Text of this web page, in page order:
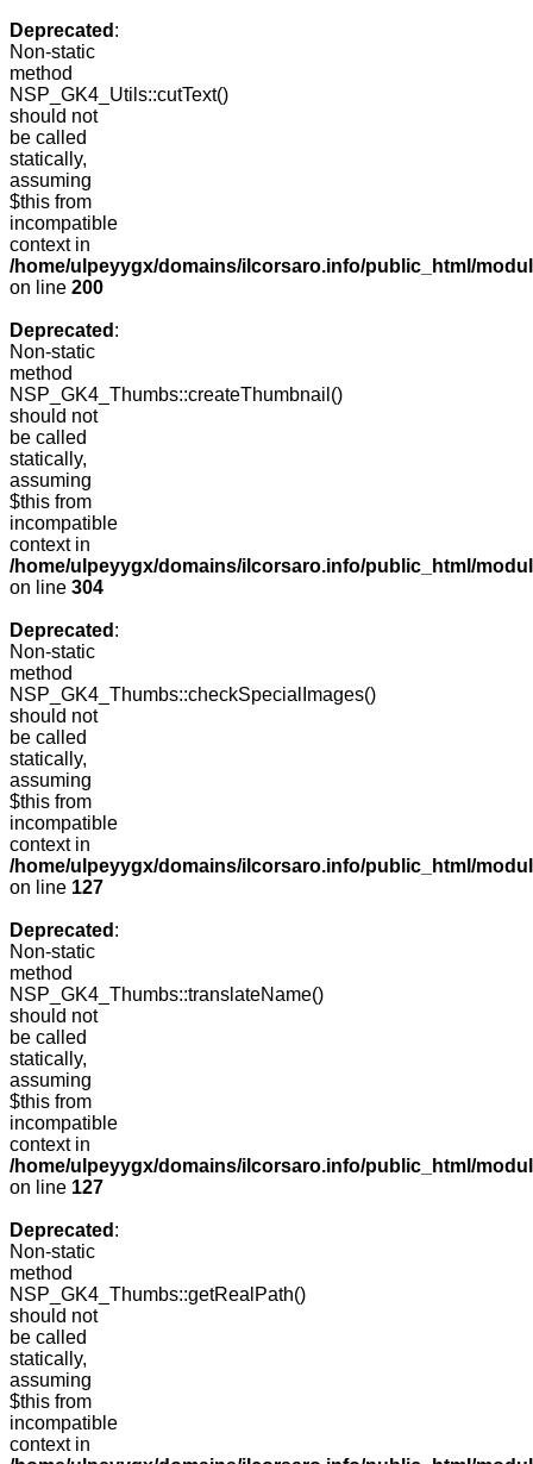
Deprecated :
Non-static
method
NSP_GK4_Utils::cutText()
should not
be called
statically,
assuming
$this from
incompatible
context in
/home/ulpeyygx/domains/ilcorsaro.info/public_html/
on line 200
Deprecated :
Non-static
method
NSP_GK4_Thumbs::createThumbnail()
should not
be called
statically,
assuming
$this from
incompatible
context in
/home/ulpeyygx/domains/ilcorsaro.info/public_html/
on line 304
Deprecated :
Non-static
method
NSP_GK4_Thumbs::checkSpecialImages()
should not
be called
statically,
assuming
$this from
incompatible
context in
/home/ulpeyygx/domains/ilcorsaro.info/public_html/
on line 127
Deprecated :
Non-static
method
NSP_GK4_Thumbs::translateName()
should not
be called
statically,
assuming
$this from
incompatible
context in
/home/ulpeyygx/domains/ilcorsaro.info/public_html/
on line 127
Deprecated :
Non-static
method
NSP_GK4_Thumbs::getRealPath()
should not
be called
statically,
assuming
$this from
incompatible
context in